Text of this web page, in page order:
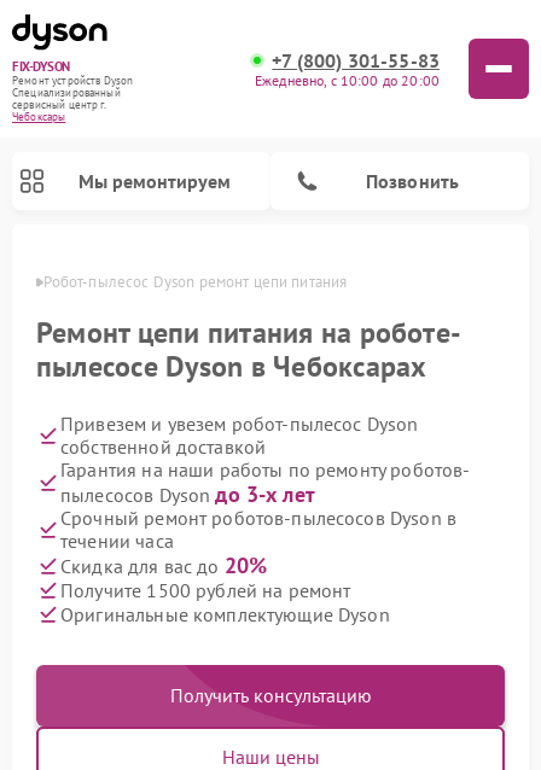
FIX-DYSON
Ремонт устройств Dyson
Специализированный
cервисный центр г.
Чебоксары
+7 (800) 301-55-83
Ежедневно, с 10:00 до 20:00
Мы ремонтируем Позвонить
Робот-пылесос Dyson ремонт цепи питания
Ремонт цепи питания на роботе-
пылесосе Dyson в Чебоксарах
Привезем и увезем робот-пылесос Dyson
собственной доставкой
Гарантия на наши работы по ремонту роботов-
пылесосов Dysonдо 3-х лет
Срочный ремонт роботов-пылесосов Dyson в
течении часа
Скидка для вас до 20%
Получите 1500 рублей на ремонт
Оригинальные комплектующие Dyson
Получить консультацию
Наши цены